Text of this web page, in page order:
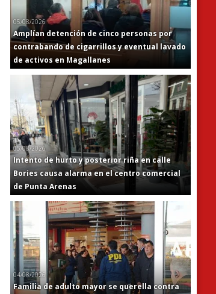
05/08/2026
Amplían detención de cinco personas por
contrabando de cigarrillos y eventual lavado
de activos en Magallanes
05/08/2026
Intento de hurto y posterior riña en calle
Bories causa alarma en el centro comercial
de Punta Arenas
04/08/2026
Familia de adulto mayor se querella contra